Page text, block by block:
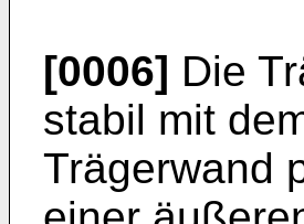
[0006] Die
stabil mit
Trägerwand